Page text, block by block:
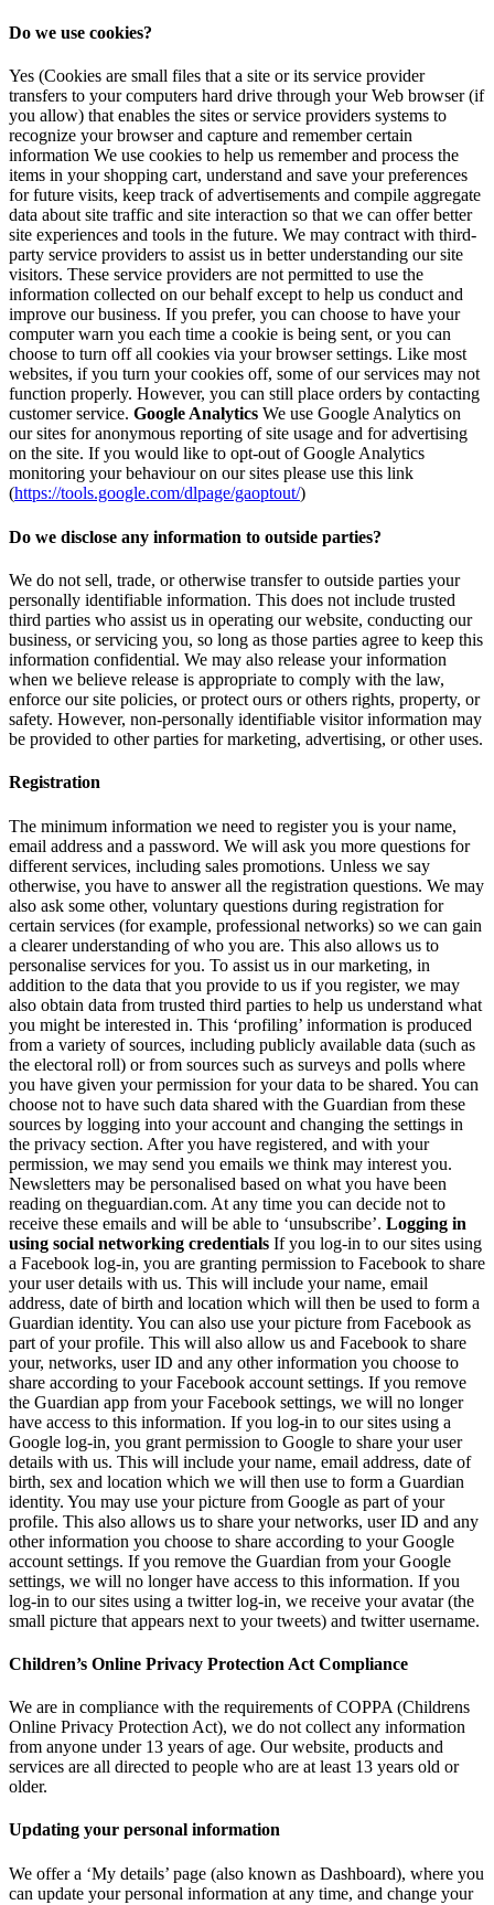
Do we use cookies?
Yes (Cookies are small files that a site or its service provider
transfers to your computers hard drive through your Web browser (if
you allow) that enables the sites or service providers systems to
recognize your browser and capture and remember certain
information We use cookies to help us remember and process the
items in your shopping cart, understand and save your preferences
for future visits, keep track of advertisements and compile aggregate
data about site traffic and site interaction so that we can offer better
site experiences and tools in the future. We may contract with third-
party service providers to assist us in better understanding our site
visitors. These service providers are not permitted to use the
information collected on our behalf except to help us conduct and
improve our business. If you prefer, you can choose to have your
computer warn you each time a cookie is being sent, or you can
choose to turn off all cookies via your browser settings. Like most
websites, if you turn your cookies off, some of our services may not
function properly. However, you can still place orders by contacting
customer service. Google Analytics We use Google Analytics on
our sites for anonymous reporting of site usage and for advertising
on the site. If you would like to opt-out of Google Analytics
monitoring your behaviour on our sites please use this link
(https://tools.google.com/dlpage/gaoptout/)
Do we disclose any information to outside parties?
We do not sell, trade, or otherwise transfer to outside parties your
personally identifiable information. This does not include trusted
third parties who assist us in operating our website, conducting our
business, or servicing you, so long as those parties agree to keep this
information confidential. We may also release your information
when we believe release is appropriate to comply with the law,
enforce our site policies, or protect ours or others rights, property, or
safety. However, non-personally identifiable visitor information may
be provided to other parties for marketing, advertising, or other uses.
Registration
The minimum information we need to register you is your name,
email address and a password. We will ask you more questions for
different services, including sales promotions. Unless we say
otherwise, you have to answer all the registration questions. We may
also ask some other, voluntary questions during registration for
certain services (for example, professional networks) so we can gain
a clearer understanding of who you are. This also allows us to
personalise services for you. To assist us in our marketing, in
addition to the data that you provide to us if you register, we may
also obtain data from trusted third parties to help us understand what
you might be interested in. This ‘profiling’ information is produced
from a variety of sources, including publicly available data (such as
the electoral roll) or from sources such as surveys and polls where
you have given your permission for your data to be shared. You can
choose not to have such data shared with the Guardian from these
sources by logging into your account and changing the settings in
the privacy section. After you have registered, and with your
permission, we may send you emails we think may interest you.
Newsletters may be personalised based on what you have been
reading on theguardian.com. At any time you can decide not to
receive these emails and will be able to ‘unsubscribe’. Logging in
using social networking credentials If you log-in to our sites using
a Facebook log-in, you are granting permission to Facebook to share
your user details with us. This will include your name, email
address, date of birth and location which will then be used to form a
Guardian identity. You can also use your picture from Facebook as
part of your profile. This will also allow us and Facebook to share
your, networks, user ID and any other information you choose to
share according to your Facebook account settings. If you remove
the Guardian app from your Facebook settings, we will no longer
have access to this information. If you log-in to our sites using a
Google log-in, you grant permission to Google to share your user
details with us. This will include your name, email address, date of
birth, sex and location which we will then use to form a Guardian
identity. You may use your picture from Google as part of your
profile. This also allows us to share your networks, user ID and any
other information you choose to share according to your Google
account settings. If you remove the Guardian from your Google
settings, we will no longer have access to this information. If you
log-in to our sites using a twitter log-in, we receive your avatar (the
small picture that appears next to your tweets) and twitter username.
Children’s Online Privacy Protection Act Compliance
We are in compliance with the requirements of COPPA (Childrens
Online Privacy Protection Act), we do not collect any information
from anyone under 13 years of age. Our website, products and
services are all directed to people who are at least 13 years old or
older.
Updating your personal information
We offer a ‘My details’ page (also known as Dashboard), where you
can update your personal information at any time, and change your